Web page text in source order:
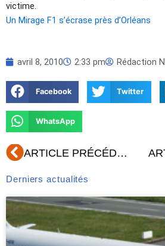
victime.
Un Mirage F1 s’écrase près d’Orléans
avril 8, 2010 2:33 pm Rédaction
Facebook Twitter
WhatsApp
Précédent ARTICLE PRÉCÉDENT
Derniers actualités